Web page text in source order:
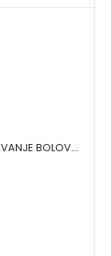
TIGROVA MAST ZA UBLAŽAVANJE BOLOVA I ZAGRIJAVANJE MIŠIĆA